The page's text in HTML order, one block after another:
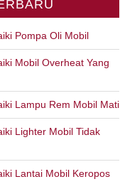
Pompa Oli Mobil
Mobil Overheat Yang
Lampu Rem Mobil Mati
Lighter Mobil Tidak
Lantai Mobil Keropos